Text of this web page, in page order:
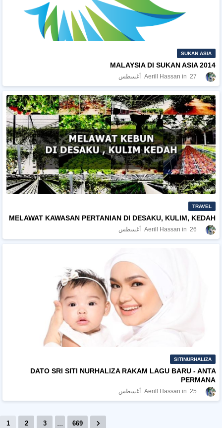
SUKAN ASIA
MALAYSIA DI SUKAN ASIA 2014
Aerill Hassan 27 أغسطس
TRAVEL
MELAWAT KAWASAN PERTANIAN DI DESAKU, KULIM, KEDAH
Aerill Hassan 26 أغسطس
SITINURHALIZA
DATO SRI SITI NURHALIZA RAKAM LAGU BARU - ANTA
PERMANA
Aerill Hassan 25 أغسطس
1 2 3 ... 669